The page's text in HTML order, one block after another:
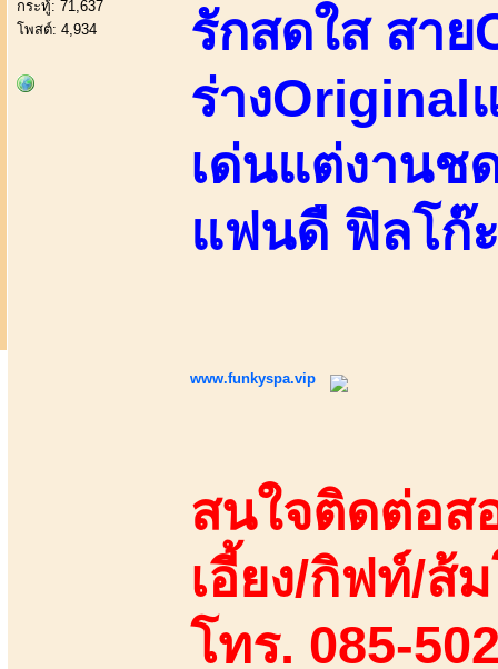
กระทู้: 71,637
โพสต์: 4,934
รักสดใส สา
ร่างOriginal
เด่นแต่งานช
แฟนดื ฟิลโก๊
www.funkyspa.vip
สนใจติดต่อส
เอี้ยง/กิฟท์/ส้
โทร. 085-